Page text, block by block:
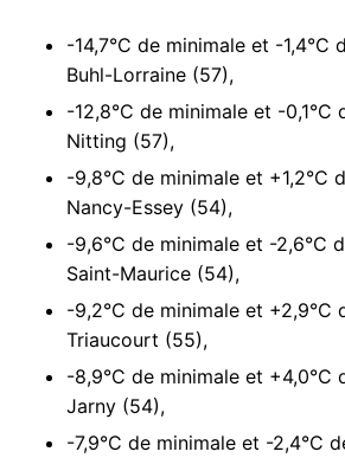
-14,7°C de minimale et -1,4°C
Buhl-Lorraine (57),
-12,8°C de minimale et -0,1°C
Nitting (57),
-9,8°C de minimale et +1,2°C
Nancy-Essey (54),
-9,6°C de minimale et -2,6°C
Saint-Maurice (54),
-9,2°C de minimale et +2,9°C
Triaucourt (55),
-8,9°C de minimale et +4,0°C
Jarny (54),
-7,9°C de minimale et -2,4°C